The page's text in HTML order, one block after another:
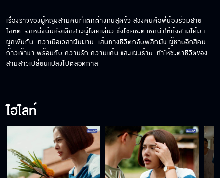
อย่าดูถูกฉัน คนอย่างรสรินไม่เคยอ่อนแอ
ไม่ต้องห่วงแม่นะ แม่สบายแล้ว
เรื่องราวของผู้หญิงสามคนที่แตกต่างกันสุดขั้ว สองคนคือพี่น้องร่วมสาย
โลหิต  อีกหนึ่งนั้นคือเด็กสาวผู้โดดเดี่ยว ซึ่งโชคชะตาชักนำให้ทั้งสามได้มา
ผูกพันกัน  ทว่าเมื่อเวลาผันผ่าน  เส้นทางชีวิตกลับพลิกผัน ผู้ชายอีกสี่คน
ก้าวเข้ามา พร้อมกับ ความรัก ความแค้น และแผนร้าย  ทำให้ชะตาชีวิตของ
สามสาวเปลี่ยนแปลงไปตลอดกาล
ไฮไลท์